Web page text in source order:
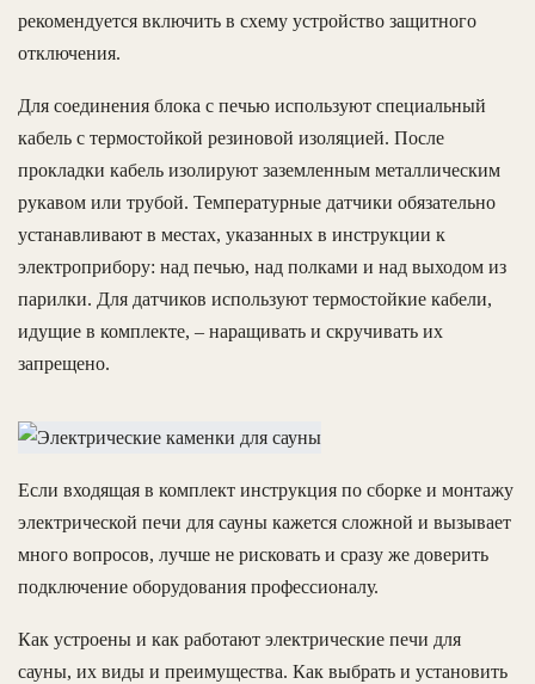
рекомендуется включить в схему устройство защитного
отключения.
Для соединения блока с печью используют специальный
кабель с термостойкой резиновой изоляцией. После
прокладки кабель изолируют заземленным металлическим
рукавом или трубой. Температурные датчики обязательно
устанавливают в местах, указанных в инструкции к
электроприбору: над печью, над полками и над выходом из
парилки. Для датчиков используют термостойкие кабели,
идущие в комплекте, – наращивать и скручивать их
запрещено.
Если входящая в комплект инструкция по сборке и монтажу
электрической печи для сауны кажется сложной и вызывает
много вопросов, лучше не рисковать и сразу же доверить
подключение оборудования профессионалу.
Как устроены и как работают электрические печи для
сауны, их виды и преимущества. Как выбрать и установить